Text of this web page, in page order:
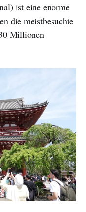
ist eine enorme
die meistbesuchte
Millionen